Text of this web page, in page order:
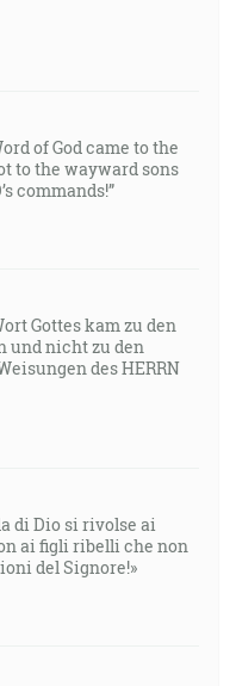
of God came to the
to the wayward sons
commands!”
Gottes kam zu den
und nicht zu den
des HERRN
di Dio si rivolse ai
ai figli ribelli che non
del Signore!»